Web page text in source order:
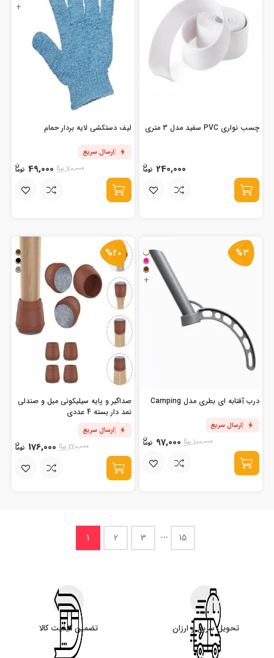
چسب نواری PVC سفید مدل 3 متری
240,000
+
لیف دستکشی لایه بردار حمام
ارسال سریع
70,000
49,000
%3
+
درب آفتابه ای بطری مدل Camping
ارسال سریع
100,000
97,000
%20
صداگیر و پایه سیلیکونی مبل و صندلی
نمد دار بسته 4 عددی
ارسال سریع
220,000
176,000
1 2 3 ... 15
تحویل سریع و ارزان تضمین کیفیت کالا